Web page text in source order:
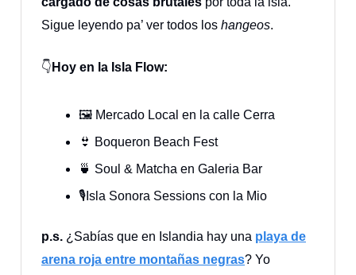
Sigue leyendo pa’ ver todos los hangeos.
👇 Hoy en la Isla Flow:
🖼️ Mercado Local en la calle Cerra
👙 Boqueron Beach Fest
🍵 Soul & Matcha en Galeria Bar
🎙️Isla Sonora Sessions con la Mio
p.s. ¿Sabías que en Islandia hay una playa de
arena roja entre montañas negras? Yo